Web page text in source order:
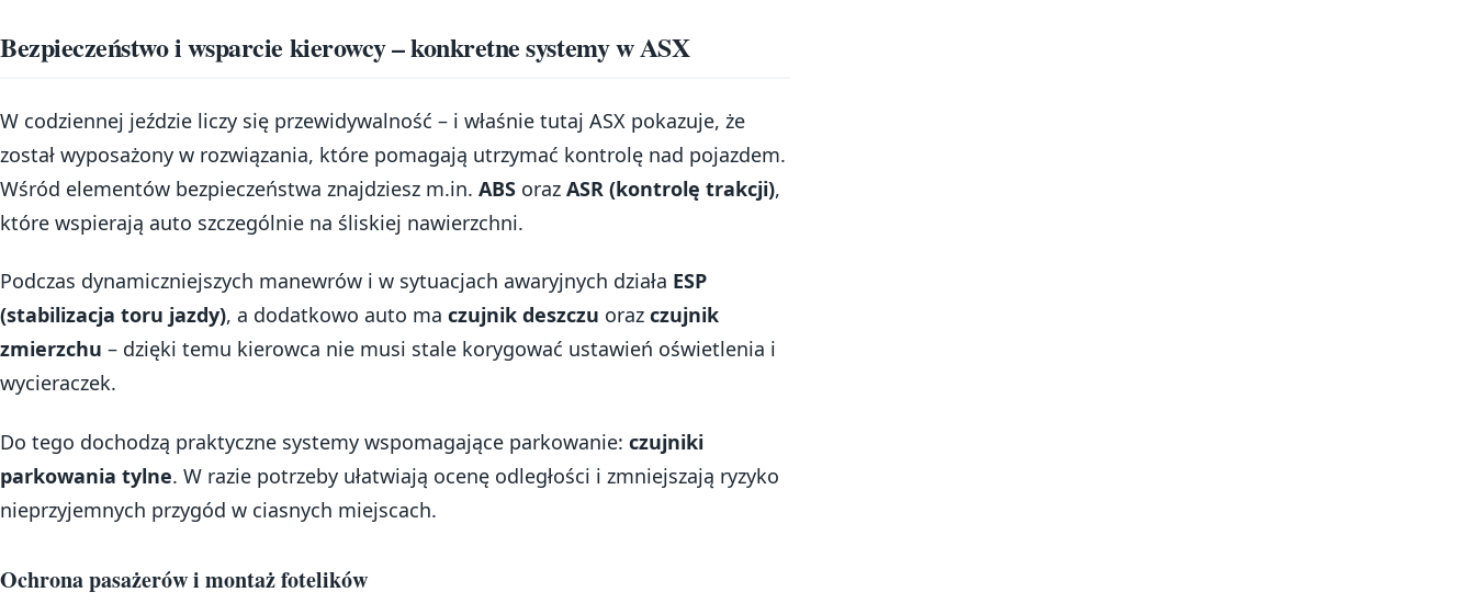
Bezpieczeństwo i wsparcie kierowcy – konkretne systemy w ASX
W codziennej jeździe liczy się przewidywalność – i właśnie tutaj ASX pokazuje, że
został wyposażony w rozwiązania, które pomagają utrzymać kontrolę nad pojazdem.
Wśród elementów bezpieczeństwa znajdziesz m.in. ABS oraz ASR (kontrolę trakcji),
które wspierają auto szczególnie na śliskiej nawierzchni.
Podczas dynamiczniejszych manewrów i w sytuacjach awaryjnych działa ESP
(stabilizacja toru jazdy), a dodatkowo auto ma czujnik deszczu oraz czujnik
zmierzchu – dzięki temu kierowca nie musi stale korygować ustawień oświetlenia i
wycieraczek.
Do tego dochodzą praktyczne systemy wspomagające parkowanie: czujniki
parkowania tylne. W razie potrzeby ułatwiają ocenę odległości i zmniejszają ryzyko
nieprzyjemnych przygód w ciasnych miejscach.
Ochrona pasażerów i montaż fotelików